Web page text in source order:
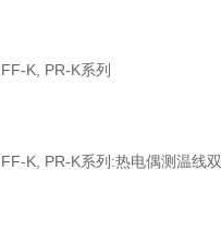
K, PR-K系列
K, PR-K系列:热电偶测温线